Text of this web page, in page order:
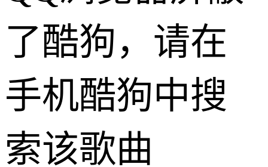
了酷狗，请在
手机酷狗中搜
索该歌曲